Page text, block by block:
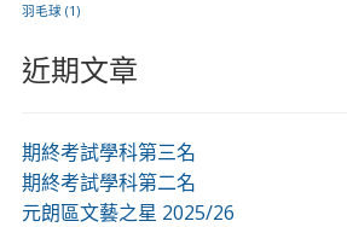
羽毛球(1)
近期文章
期終考試學科第三名
期終考試學科第二名
元朗區文藝之星 2025/26